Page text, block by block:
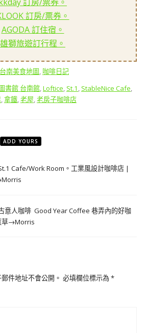
訂房/票券。
AGODA 訂住宿。
雄獅旅遊訂行程。
台南美食地圖, 咖啡日記
書館 台南館,Loftice, St.1 , StableNice Cafe,
,拿鐵,老屋,老房子咖啡店
ADD YOURS
Cafe/Work Room。工業風設計咖啡店 |
意人咖啡 Good Year Coffee 巷弄內的好咖
草→Morris
件地址不會公開。 必填欄位標示為*